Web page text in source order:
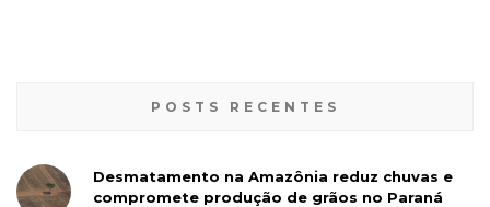
POSTS RECENTES
Desmatamento na Amazônia reduz chuvas e
compromete produção de grãos no Paraná